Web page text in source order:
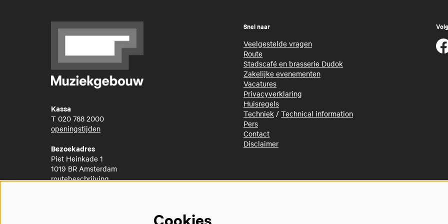
Kassa
T 020 788 2000
openingstijden
Bezoekadres
Piet Heinkade 1
1019 BR Amsterdam
routebeschrijving
Snel naar
Veelgestelde vragen
Route
Stadscafé en brasserie Dudok
Zakelijke evenementen
Vacatures
Privacyverklaring
Huisregels
Techniek / Technical information
Pers
Contact
Disclaimer
Cookies